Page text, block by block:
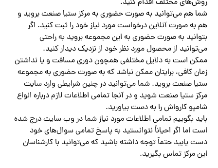
روش‌های مختلف اقدام کنید.
شما هم می‌توانید به صورت حضوری به مرکز ستیا صنعت بروید و
هم به صورت آنلاین درخواست مورد نیاز خود را ثبت کنید. اگر
بتوانید به صورت حضوری به این مجموعه بروید به راحتی
می‌توانید از محصول مورد نظر خود از نزدیک دیدار کنید.
ممکن است به دلایل مختلفی همچون دوری مسافت و یا نداشتن
زمان کافی، برایتان ممکن نباشد که به صورت حضوری به مجموعه
ستیا صنعت بروید. شما می‌توانید در چنین شرایطی وارد سایت
مرکز ستیا صنعت شوید و در آنجا تمامی اطلاعات لازم درباره انواع
شامپو کارواش را به دست بیاورید.
باید بگوییم تمامی اطلاعات مورد نیاز شما در وب سایت درج شده
است اما اگر احیاناً نتوانستید به پاسخ تمامی سوال‌های خود
دست یابید حتماً توجه داشته باشید که می‌توانید با کارشناسان
این مرکز تماس بگیرید.